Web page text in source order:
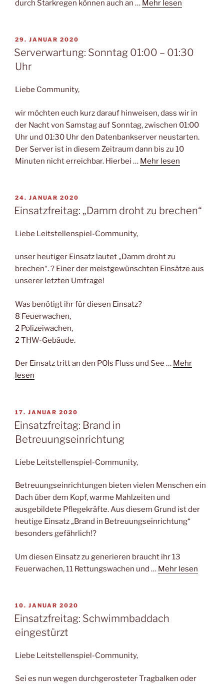
durch Starkregen können auch an … Mehr lesen
VERÖFFENTLICHT
AM
29. JANUAR 2020
Serverwartung: Sonntag 01:00 – 01:30
Uhr
Liebe Community,
wir möchten euch kurz darauf hinweisen, dass wir in
der Nacht von Samstag auf Sonntag, zwischen 01:00
Uhr und 01:30 Uhr den Datenbankserver neustarten.
Der Server ist in diesem Zeitraum dann bis zu 10
Minuten nicht erreichbar. Hierbei … Mehr lesen
VERÖFFENTLICHT
AM
24. JANUAR 2020
Einsatzfreitag: „Damm droht zu brechen“
Liebe Leitstellenspiel-Community,
unser heutiger Einsatz lautet „Damm droht zu
brechen“. ? Einer der meistgewünschten Einsätze aus
unserer letzten Umfrage!
Was benötigt ihr für diesen Einsatz?
8 Feuerwachen,
2 Polizeiwachen,
2 THW-Gebäude.
Der Einsatz tritt an den POIs Fluss und See … Mehr
lesen
VERÖFFENTLICHT
AM
17. JANUAR 2020
Einsatzfreitag: Brand in
Betreuungseinrichtung
Liebe Leitstellenspiel-Community,
Betreuungseinrichtungen bieten vielen Menschen ein
Dach über dem Kopf, warme Mahlzeiten und
ausgebildete Pflegekräfte. Aus diesem Grund ist der
heutige Einsatz „Brand in Betreuungseinrichtung“
besonders gefährlich!?
Um diesen Einsatz zu generieren braucht ihr 13
Feuerwachen, 11 Rettungswachen und … Mehr lesen
VERÖFFENTLICHT
AM
10. JANUAR 2020
Einsatzfreitag: Schwimmbaddach
eingestürzt
Liebe Leitstellenspiel-Community,
Sei es nun wegen durchgerosteter Tragbalken oder